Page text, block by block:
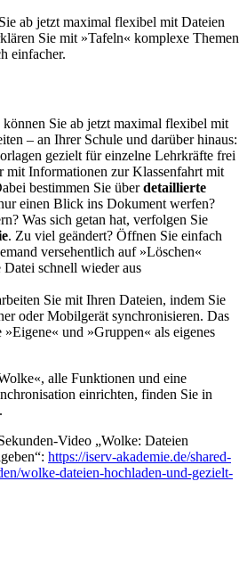
ab jetzt maximal flexibel mit Dateien
Sie mit »Tafeln« komplexe Themen
einfacher.
können Sie ab jetzt maximal flexibel mit
– an Ihrer Schule und darüber hinaus:
gezielt für einzelne Lehrkräfte frei
mit Informationen zur Klassenfahrt mit
bestimmen Sie überdetaillierte
einen Blick ins Dokument werfen?
Was sich getan hat, verfolgen Sie
. Zu viel geändert? Öffnen Sie einfach
versehentlich auf »Löschen«
schnell wieder aus
Sie mit Ihren Dateien, indem Sie
oder Mobilgerät synchronisieren. Das
und »Gruppen« als eigenes
alle Funktionen und eine
einrichten, finden Sie in
.
Video „Wolke: Dateien
https://iserv-akademie.de/shared-
wolke-dateien-hochladen-und-gezielt-